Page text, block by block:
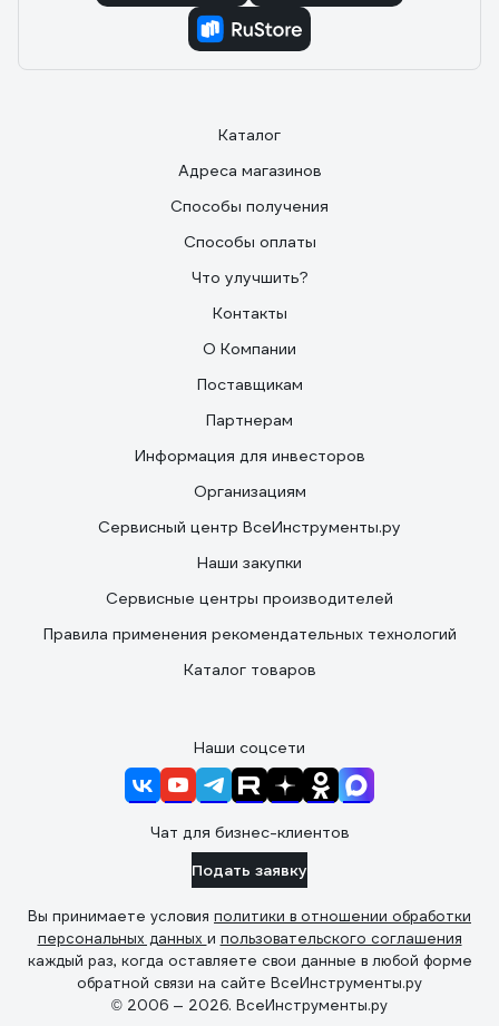
Каталог
Адреса магазинов
Способы получения
Способы оплаты
Что улучшить?
Контакты
О Компании
Поставщикам
Партнерам
Информация для инвесторов
Организациям
Сервисный центр ВсеИнструменты.ру
Наши закупки
Сервисные центры производителей
Правила применения рекомендательных технологий
Каталог товаров
Наши соцсети
Чат для бизнес-клиентов
Подать заявку
Вы принимаете условия политики в отношении обработки
персональных данных и пользовательского соглашения
каждый раз, когда оставляете свои данные в любой форме
обратной связи на сайте ВсеИнструменты.ру
© 2006 — 2026. ВсеИнструменты.ру